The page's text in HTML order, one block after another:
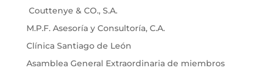
Couttenye & CO., S.A.
M.P.F. Asesoría y Consultoría, C.A.
Clínica Santiago de León
Asamblea General Extraordinaria de miembros